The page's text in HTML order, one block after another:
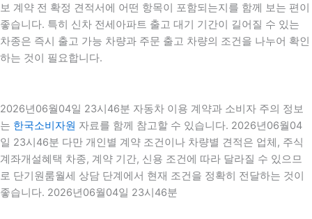
보 계약 전 확정 견적서에 어떤 항목이 포함되는지를 함께 보는 편이
좋습니다. 특히 신차 전세아파트 출고 대기 기간이 길어질 수 있는
차종은 즉시 출고 가능 차량과 주문 출고 차량의 조건을 나누어 확인
하는 것이 필요합니다.
2026년06월04일 23시46분 자동차 이용 계약과 소비자 주의 정보
는 한국소비자원 자료를 함께 참고할 수 있습니다. 2026년06월04
일 23시46분 다만 개인별 계약 조건이나 차량별 견적은 업체, 주식
계좌개설혜택 차종, 계약 기간, 신용 조건에 따라 달라질 수 있으므
로 단기원룸월세 상담 단계에서 현재 조건을 정확히 전달하는 것이
좋습니다. 2026년06월04일 23시46분